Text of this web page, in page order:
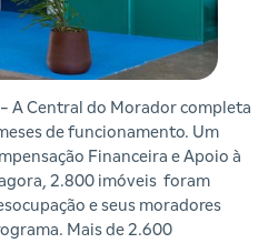
- A Central do Morador completa
de funcionamento. Um
Financeira e Apoio à
2.800 imóveis foram
e seus moradores
Mais de 2.600